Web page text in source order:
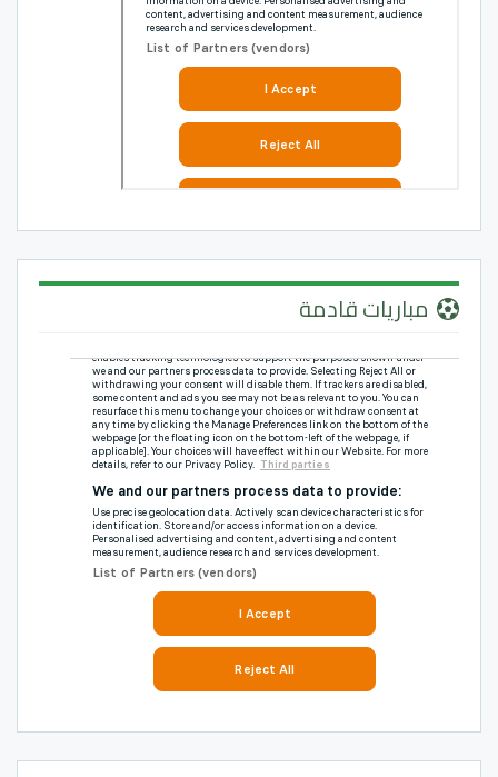
مباريات قادمة